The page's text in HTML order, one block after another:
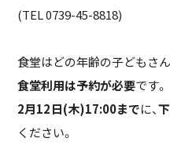
(TEL 0739-45-8818)
食堂はどの年齢の子どもさ
食堂利用は予約が必要です。
2月12日(木)17:00までに、
ください。